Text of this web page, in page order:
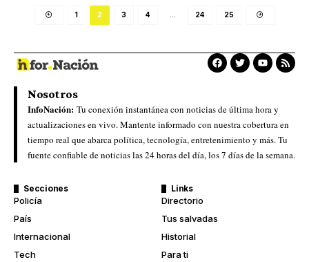
1 2 3 4 24 25
Nosotros
InfoNación: Tu conexión instantánea con noticias de última hora y
actualizaciones en vivo. Mantente informado con nuestra cobertura en
tiempo real que abarca política, tecnología, entretenimiento y más. Tu
fuente confiable de noticias las 24 horas del día, los 7 días de la semana.
Secciones
Policía
País
Internacional
Tech
Links
Directorio
Tus salvadas
Historial
Para ti